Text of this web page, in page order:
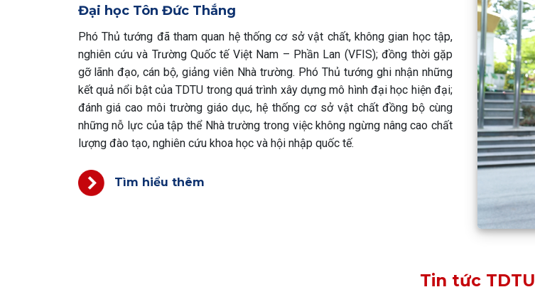
Đại học Tôn Đức Thắng
Phó Thủ tướng đã tham quan hệ thống cơ sở vật chất, không gian học tập,
nghiên cứu và Trường Quốc tế Việt Nam – Phần Lan (VFIS); đồng thời gặp
gỡ lãnh đạo, cán bộ, giảng viên Nhà trường. Phó Thủ tướng ghi nhận những
kết quả nổi bật của TDTU trong quá trình xây dựng mô hình đại học hiện đại;
đánh giá cao môi trường giáo dục, hệ thống cơ sở vật chất đồng bộ cùng
những nỗ lực của tập thể Nhà trường trong việc không ngừng nâng cao chất
lượng đào tạo, nghiên cứu khoa học và hội nhập quốc tế.
Tìm hiểu thêm
Tin tức TDTU